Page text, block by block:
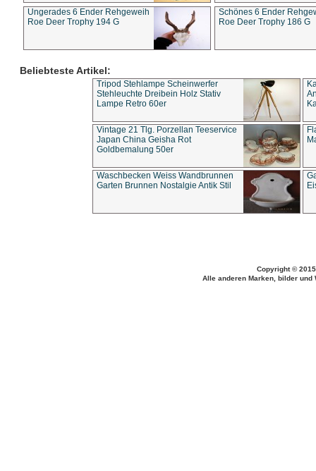
Ungerades 6 Ender Rehgeweih
Roe Deer Trophy 194 G
Schönes 6 Ender
Roe Deer Trophy 186 G
Beliebteste Artikel:
Tripod Stehlampe Scheinwerfer
Stehleuchte Dreibein Holz Stativ
Lampe Retro 60er
Vintage 21 Tlg. Porzellan Teeservice
Japan China Geisha Rot
Goldbemalung 50er
Waschbecken Weiss Wandbrunnen
Garten Brunnen Nostalgie Antik Stil
Copyright ©
Alle anderen Marken, bilder und